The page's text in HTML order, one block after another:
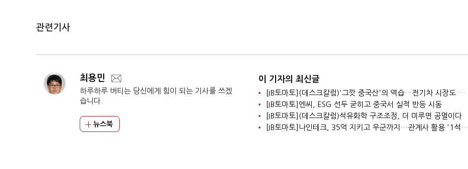
관련기사
최용민
하루하루 버티는 당신에게 힘이 되는 기사를 쓰겠
습니다.
뉴스북
이 기자의 최신글
[IB토마토](데스크칼럼)'그깟 중국산'의 역습…전기차 시장도 내줄 셈인가
[IB토마토]엔씨, ESG 선두 굳히고 중국서 실적 반등 시동
[IB토마토](데스크칼럼)석유화학 구조조정, 더 미루면 공멸이다
[IB토마토]나인테크, 35억 지키고 우군까지…관계사 활용 '1석2조'